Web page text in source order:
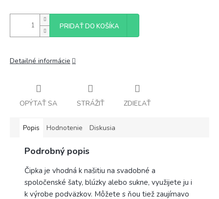
PRIDAŤ DO KOŠÍKA
Detailné informácie
OPÝTAŤ SA STRÁŽIŤ ZDIEĽAŤ
Popis Hodnotenie Diskusia
Podrobný popis
Čipka je vhodná k našitiu na svadobné a
spoločenské šaty, blúzky alebo sukne, využijete ju i
k výrobe podväzkov. Môžete s ňou tiež zaujímavo